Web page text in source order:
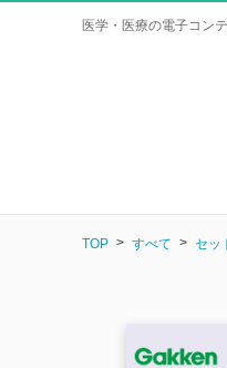
医学・医療の電子コン
TOP すべて セッ